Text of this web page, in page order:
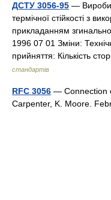
ДСТУ 3056-95 — Вироби
термічної стійкості з
прикладанням
1996 07 01 Зміни:
прийняття: Кількість
стандартів
RFC 3056 — Connection
Carpenter, K. Moore.